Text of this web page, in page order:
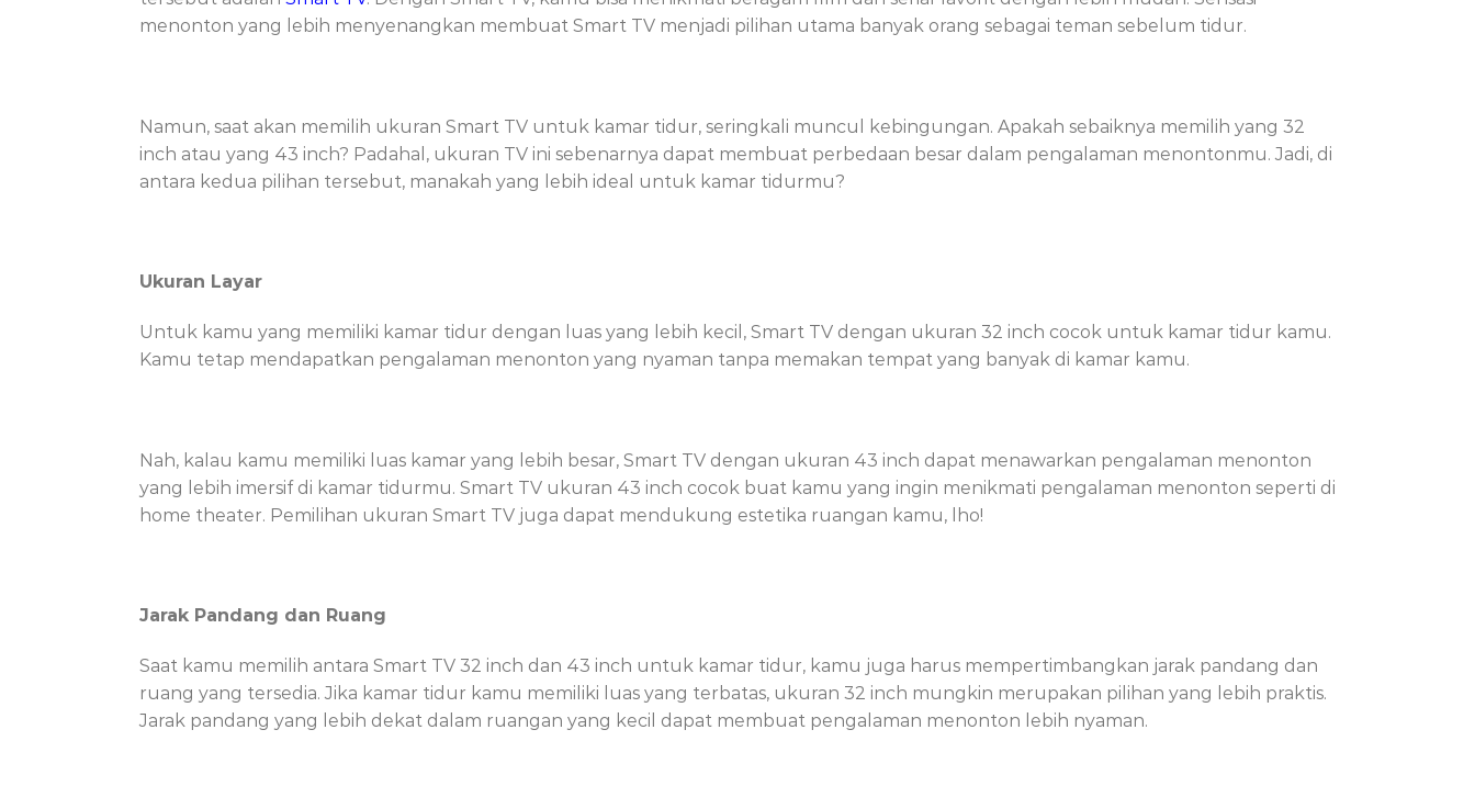
menonton yang lebih menyenangkan membuat Smart TV menjadi pilihan utama banyak orang sebagai teman sebelum tidur.
Namun, saat akan memilih ukuran Smart TV untuk kamar tidur, seringkali muncul kebingungan. Apakah sebaiknya memilih yang 32
inch atau yang 43 inch? Padahal, ukuran TV ini sebenarnya dapat membuat perbedaan besar dalam pengalaman menontonmu. Jadi, di
antara kedua pilihan tersebut, manakah yang lebih ideal untuk kamar tidurmu?
Ukuran Layar
Untuk kamu yang memiliki kamar tidur dengan luas yang lebih kecil, Smart TV dengan ukuran 32 inch cocok untuk kamar tidur kamu.
Kamu tetap mendapatkan pengalaman menonton yang nyaman tanpa memakan tempat yang banyak di kamar kamu.
Nah, kalau kamu memiliki luas kamar yang lebih besar, Smart TV dengan ukuran 43 inch dapat menawarkan pengalaman menonton
yang lebih imersif di kamar tidurmu. Smart TV ukuran 43 inch cocok buat kamu yang ingin menikmati pengalaman menonton seperti di
home theater. Pemilihan ukuran Smart TV juga dapat mendukung estetika ruangan kamu, lho!
Jarak Pandang dan Ruang
Saat kamu memilih antara Smart TV 32 inch dan 43 inch untuk kamar tidur, kamu juga harus mempertimbangkan jarak pandang dan
ruang yang tersedia. Jika kamar tidur kamu memiliki luas yang terbatas, ukuran 32 inch mungkin merupakan pilihan yang lebih praktis.
Jarak pandang yang lebih dekat dalam ruangan yang kecil dapat membuat pengalaman menonton lebih nyaman.